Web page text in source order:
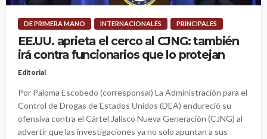
DE PRIMERA MANO INTERNACIONALES PRINCIPALES
EE.UU. aprieta el cerco al CJNG: también
irá contra funcionarios que lo protejan
Editorial
Por Paloma Escobedo (corresponsal) La Administración para el
Control de Drogas de Estados Unidos (DEA) endureció su
ofensiva contra el Cártel Jalisco Nueva Generación (CJNG) al
advertir que las investigaciones ya no solo apuntan a sus